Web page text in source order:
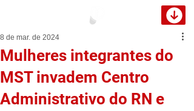
Mulheres integrantes do
MST invadem Centro
Administrativo do RN e
8 de mar. de 2024